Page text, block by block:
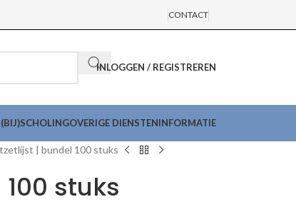
CONTACT
INLOGGEN / REGISTREREN
(BIJ)SCHOLINGOVERIGE DIENSTENINFORMATIE
| bundel 100 stuks
stuks